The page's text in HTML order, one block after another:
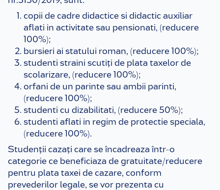
copii de cadre didactice si didactic auxiliar
aflati in activitate sau pensionati, (reducere
100%);
bursieri ai statului roman, (reducere 100%);
studenti straini scutiți de plata taxelor de
scolarizare, (reducere 100%);
orfani de un parinte sau ambii parinti,
(reducere 100%);
studenti cu dizabilitati, (reducere 50%);
studenti aflati in regim de protectie speciala,
(reducere 100%).
Studenții cazați care se încadreaza într-o
categorie ce beneficiaza de gratuitate/reducere
pentru plata taxei de cazare, conform
prevederilor legale, se vor prezenta cu